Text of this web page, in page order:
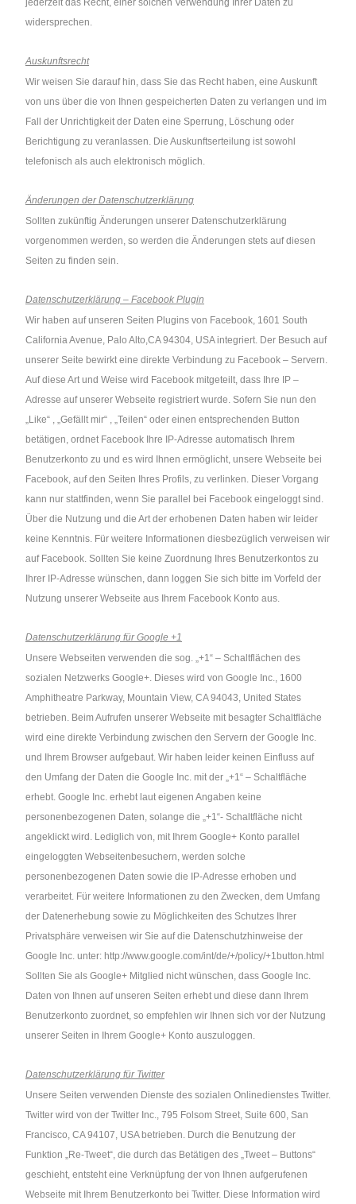
jederzeit das Recht, einer solchen Verwendung Ihrer Daten zu
widersprechen.
Auskunftsrecht
Wir weisen Sie darauf hin, dass Sie das Recht haben, eine Auskunft
von uns über die von Ihnen gespeicherten Daten zu verlangen und im
Fall der Unrichtigkeit der Daten eine Sperrung, Löschung oder
Berichtigung zu veranlassen. Die Auskunftserteilung ist sowohl
telefonisch als auch elektronisch möglich.
Änderungen der Datenschutzerklärung
Sollten zukünftig Änderungen unserer Datenschutzerklärung
vorgenommen werden, so werden die Änderungen stets auf diesen
Seiten zu finden sein.
Datenschutzerklärung – Facebook Plugin
Wir haben auf unseren Seiten Plugins von Facebook, 1601 South
California Avenue, Palo Alto,CA 94304, USA integriert. Der Besuch auf
unserer Seite bewirkt eine direkte Verbindung zu Facebook – Servern.
Auf diese Art und Weise wird Facebook mitgeteilt, dass Ihre IP –
Adresse auf unserer Webseite registriert wurde. Sofern Sie nun den
„Like“ , „Gefällt mir“ , „Teilen“ oder einen entsprechenden Button
betätigen, ordnet Facebook Ihre IP-Adresse automatisch Ihrem
Benutzerkonto zu und es wird Ihnen ermöglicht, unsere Webseite bei
Facebook, auf den Seiten Ihres Profils, zu verlinken. Dieser Vorgang
kann nur stattfinden, wenn Sie parallel bei Facebook eingeloggt sind.
Über die Nutzung und die Art der erhobenen Daten haben wir leider
keine Kenntnis. Für weitere Informationen diesbezüglich verweisen wir
auf Facebook. Sollten Sie keine Zuordnung Ihres Benutzerkontos zu
Ihrer IP-Adresse wünschen, dann loggen Sie sich bitte im Vorfeld der
Nutzung unserer Webseite aus Ihrem Facebook Konto aus.
Datenschutzerklärung für Google +1
Unsere Webseiten verwenden die sog. „+1“ – Schaltflächen des
sozialen Netzwerks Google+. Dieses wird von Google Inc., 1600
Amphitheatre Parkway, Mountain View, CA 94043, United States
betrieben. Beim Aufrufen unserer Webseite mit besagter Schaltfläche
wird eine direkte Verbindung zwischen den Servern der Google Inc.
und Ihrem Browser aufgebaut. Wir haben leider keinen Einfluss auf
den Umfang der Daten die Google Inc. mit der „+1“ – Schaltfläche
erhebt. Google Inc. erhebt laut eigenen Angaben keine
personenbezogenen Daten, solange die „+1“- Schaltfläche nicht
angeklickt wird. Lediglich von, mit Ihrem Google+ Konto parallel
eingeloggten Webseitenbesuchern, werden solche
personenbezogenen Daten sowie die IP-Adresse erhoben und
verarbeitet. Für weitere Informationen zu den Zwecken, dem Umfang
der Datenerhebung sowie zu Möglichkeiten des Schutzes Ihrer
Privatsphäre verweisen wir Sie auf die Datenschutzhinweise der
Google Inc. unter: http://www.google.com/int/de/+/policy/+1button.html
Sollten Sie als Google+ Mitglied nicht wünschen, dass Google Inc.
Daten von Ihnen auf unseren Seiten erhebt und diese dann Ihrem
Benutzerkonto zuordnet, so empfehlen wir Ihnen sich vor der Nutzung
unserer Seiten in Ihrem Google+ Konto auszuloggen.
Datenschutzerklärung für Twitter
Unsere Seiten verwenden Dienste des sozialen Onlinedienstes Twitter.
Twitter wird von der Twitter Inc., 795 Folsom Street, Suite 600, San
Francisco, CA 94107, USA betrieben. Durch die Benutzung der
Funktion „Re-Tweet“, die durch das Betätigen des „Tweet – Buttons“
geschieht, entsteht eine Verknüpfung der von Ihnen aufgerufenen
Webseite mit Ihrem Benutzerkonto bei Twitter. Diese Information wird